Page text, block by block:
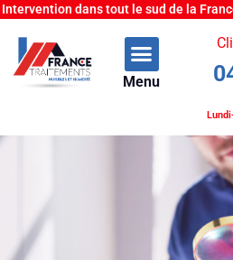
Intervention dans tout le sud de la
Menu